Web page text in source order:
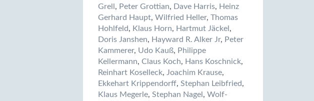
Grell , Peter Grottian, Dave Harris, Heinz
Gerhard Haupt, Wilfried Heller, Thomas
Hohlfeld, Klaus Horn, Hartmut Jäckel ,
Doris Janshen, Hayward R. Alker Jr, Peter
Kammerer, Udo Kauß, Philippe
Kellermann, Claus Koch, Hans Koschnick,
Reinhart Koselleck, Joachim Krause,
Ekkehart Krippendorff, Stephan Leibfried,
Klaus Megerle, Stephan Nagel , Wolf-